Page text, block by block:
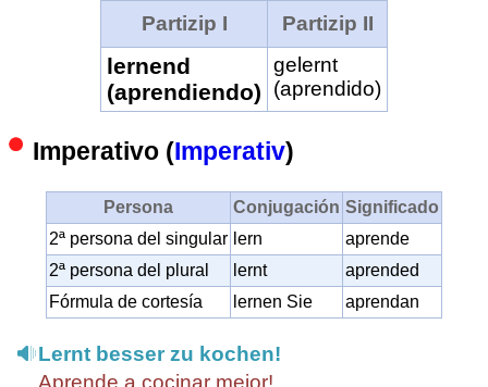
Partizip I Partizip II
lernend
(aprendiendo)
gelernt
(aprendido)
Imperativo (Imperativ)
Persona Conjugación Significado
2ª persona del singular lern
aprende
2ª persona del plural
lernt
aprended
Fórmula de cortesía
lernen Sie aprendan
Lernt besser zu kochen!